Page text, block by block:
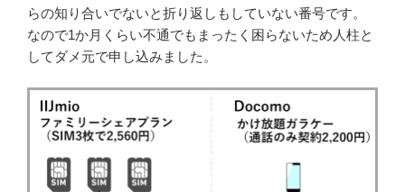
らの知り合いでないと折り返しもしていない番号です。
なので1か月くらい不通でもまったく困らないため人柱と
してダメ元で申し込みました。